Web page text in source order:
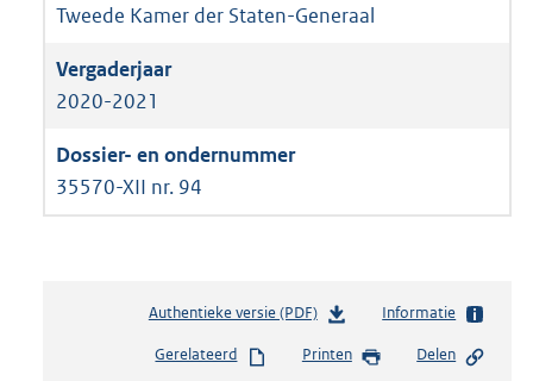
Tweede Kamer der Staten-Generaal
2020-2021
35570-XII nr. 94
Authentieke versie (PDF)b
s
Informatie
Gerelateerd Printen Delen